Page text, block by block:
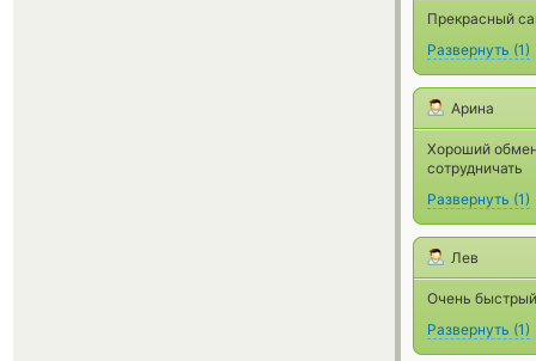
Прекрасный
Развернуть (1)
Арина
Хороший
сотрудничать
Развернуть (1)
Лев
Очень
Развернуть (1)